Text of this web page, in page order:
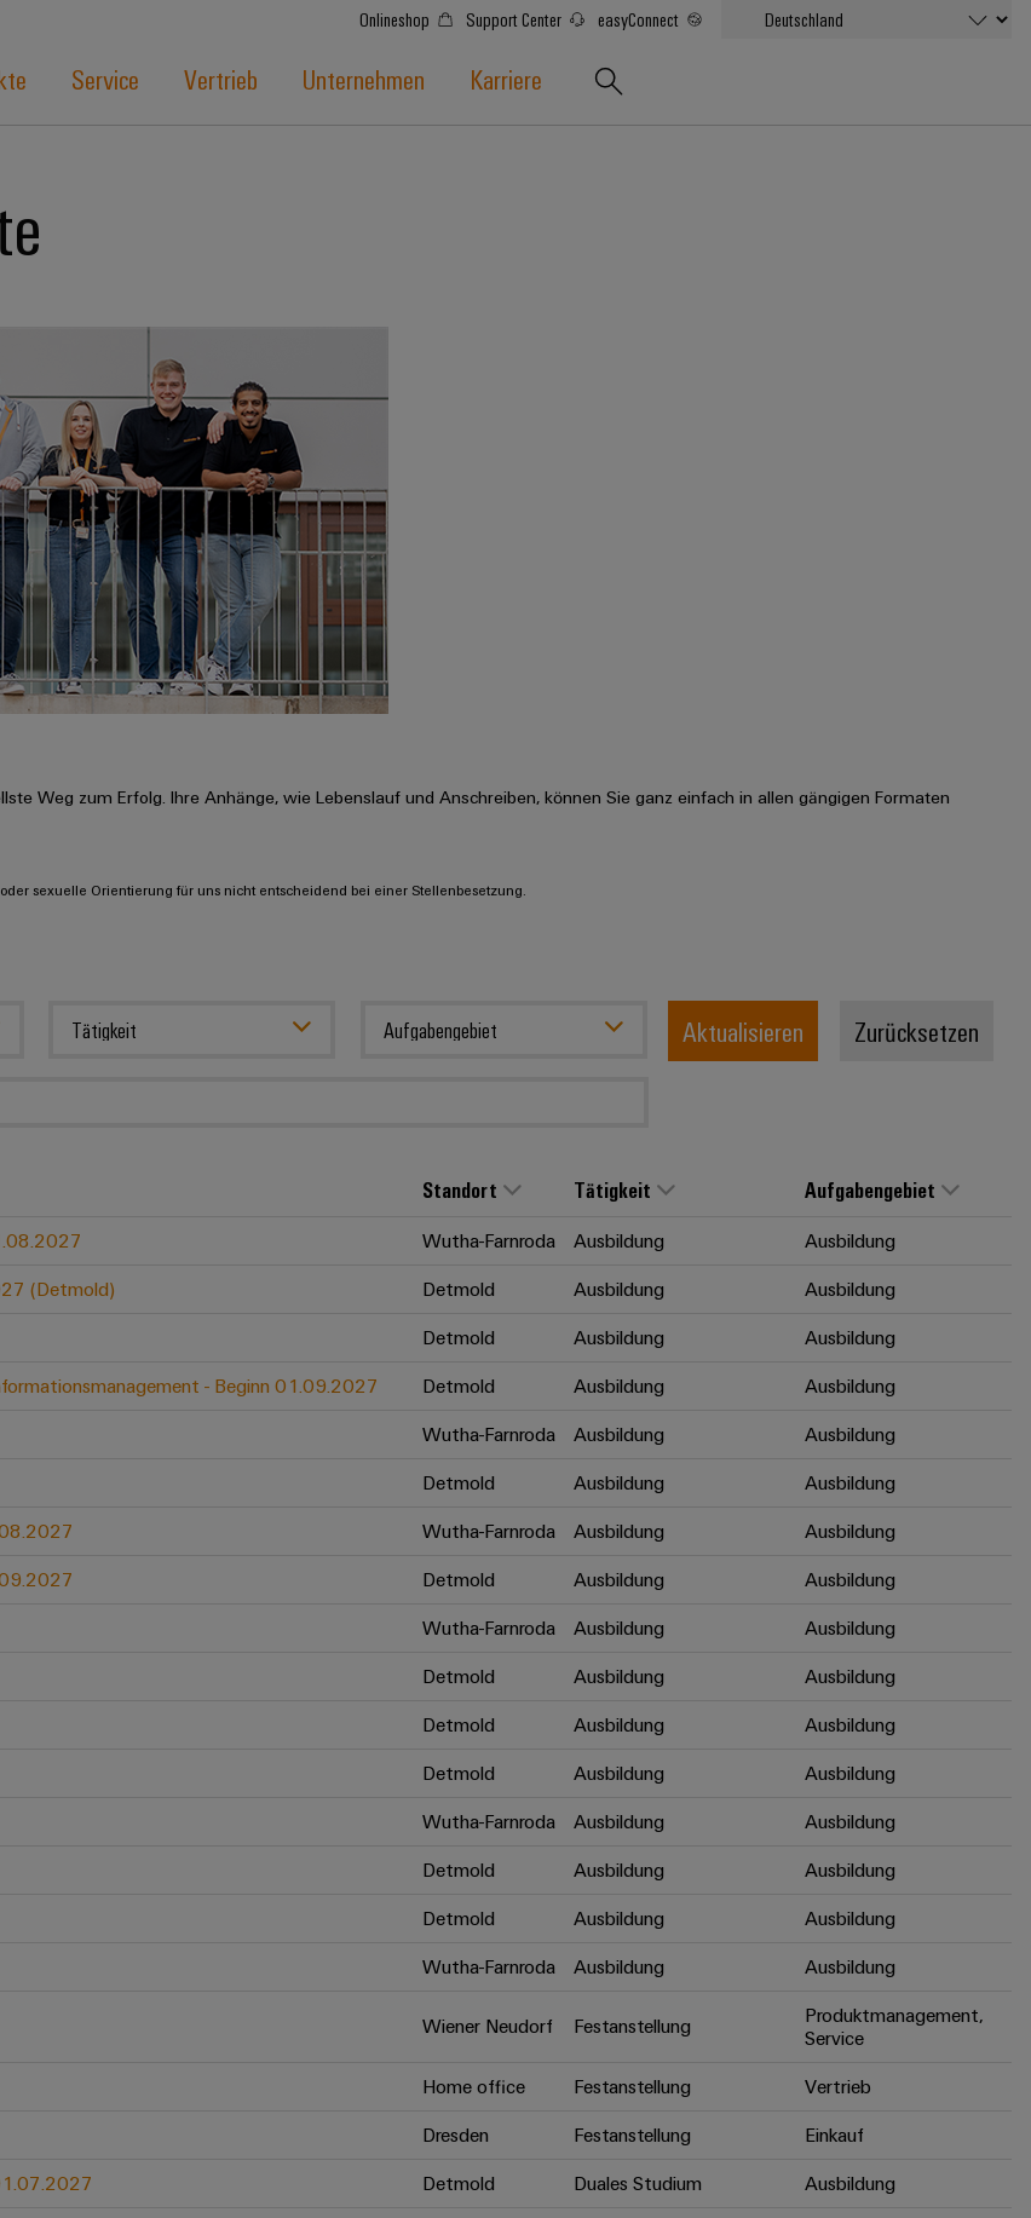
Onlineshop Support Center easyConnect
Service Vertrieb Unternehmen Karriere
Weg zum Erfolg. Ihre Anhänge, wie Lebenslauf und Anschreiben, können Sie ganz einfach in allen gängigen Formaten
sexuelle Orientierung für uns nicht entscheidend bei einer Stellenbesetzung.
Tätigkeit Aufgabengebiet Zurücksetzen
Aktualisieren
Standort Tätigkeit Aufgabengebiet
Wutha-Farnroda Ausbildung
Ausbildung
(Detmold)
Detmold Ausbildung
Ausbildung
Detmold Ausbildung
Ausbildung
- Beginn 01.09.2027
Detmold Ausbildung
Ausbildung
Wutha-Farnroda Ausbildung
Ausbildung
Detmold Ausbildung
Ausbildung
Wutha-Farnroda Ausbildung
Ausbildung
Detmold Ausbildung
Ausbildung
Wutha-Farnroda Ausbildung
Ausbildung
Detmold Ausbildung
Ausbildung
Detmold Ausbildung
Ausbildung
Detmold Ausbildung
Ausbildung
Wutha-Farnroda Ausbildung
Ausbildung
Detmold Ausbildung
Ausbildung
Detmold Ausbildung
Ausbildung
Wutha-Farnroda Ausbildung Ausbildung
Wiener Neudorf Festanstellung
Produktmanagement,
Service
Home office Festanstellung
Vertrieb
Dresden Festanstellung
Einkauf
Detmold Duales Studium
Ausbildung